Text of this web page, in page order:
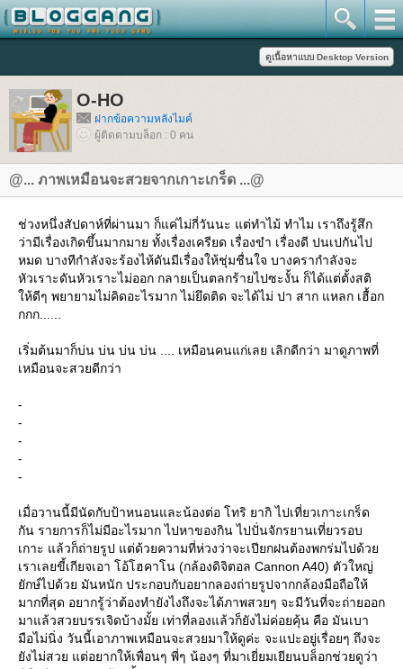
O-HO
ฝากข้อความหลังไมค์
ผู้ติดตามบล็อก : 0 คน
@... ภาพเหมือนจะสวยจากเกาะเกร็ด ...@
ช่วงหนึ่งสัปดาห์ที่ผ่านมา ก็แค่ไม่กี่วันนะ แต่ทำไม้ ทำไม เราถึงรู้สึก
ว่ามีเรื่องเกิดขึ้นมากมาย ทั้งเรื่องเครียด เรื่องขำ เรื่องดี ปนเปกันไป
หมด บางทีกำลังจะร้องไห้ดันมีเรื่องให้ชุ่มชื่นใจ บางครากำลังจะ
หัวเราะดันหัวเราะไม่ออก กลายเป็นตลกร้ายไปซะงั้น ก็ได้แต่ตั้งสติ
ห้ดีๆ พยายามไม่คิดอะไรมาก ไม่ยึดติด จะได้ไม่ ปา สาก แหลก เฮื้อก
กกก......
เริ่มต้นมาก็บ่น บ่น บ่น บ่น .... เหมือนคนแก่เลย เลิกดีกว่า มาดูภาพที่
เหมือนจะสวยดีกว่า
-
-
-
-
-
เมื่อวานนี้มีนัดกับป้าหนอนและน้องต่อ โทริ ยากิ ไปเที่ยวเกาะเกร็ด
กัน รายการก็ไม่มีอะไรมาก ไปหาของกิน ไปปั่นจักรยานเที่ยวรอบ
เกาะ แล้วก็ถ่ายรูป แต่ด้วยความที่ห่วงว่าจะเปียกฝนต้องพกร่มไปด้ว
เราเลยขี้เกียจเอา โอ้โฮคาโน (กล้องดิจิตอล Cannon A40) ตัวใหญ่
ักษ์ไปด้วย มันหนัก ประกอบกับอยากลองถ่ายรูปจากกล้องมือถือให้
มากที่สุด อยากรู้ว่าต้องทำยังไงถึงจะได้ภาพสวยๆ จะมีวันที่จะถ่ายออก
มาแล้วสวยบรรเจิดบ้างมั้ย เท่าที่ลองแล้วก็ยังไม่ค่อยคุ้น คือ มันเบา
มือไม่นิ่ง วันนี้เอาภาพเหมือนจะสวยมาให้ดูค่ะ จะแปะอยู่เรื่อยๆ ถึงจะ
ังไม่สวย แต่อยากให้เพื่อนๆ พี่ๆ น้องๆ ที่มาเยี่ยมเยียนบล็อกช่วยดูว่า